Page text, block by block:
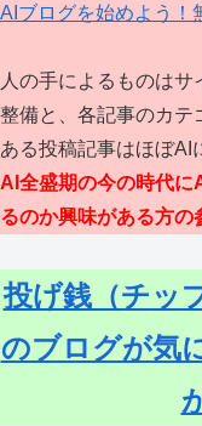
AIブログを始めよう！
人の手によるものは
整備と、各記事のカテ
ある投稿記事はほぼAI
AI全盛期の今の時代に
るのか興味がある方の
投げ銭（チッ
のブログが気